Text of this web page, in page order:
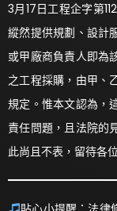
3月17日工程企字第
縱然提供規劃、設計
或甲廠商負責人即為
之工程採購，由甲、
規定。惟本文認為，
責任問題，且法院的
此尚且不表，留待各